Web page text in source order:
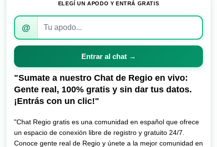
ELEGÍ UN APODO Y ENTRÁ GRATIS
Introduce
apodo
para
entrar
al
@
Entrar al chat →
"Sumate a nuestro Chat de Regio en vivo:
Gente real, 100% gratis y sin dar tus datos.
¡Entrás con un clic!"
"Chat Regio gratis es una comunidad en español que ofrece
un espacio de conexión libre de registro y gratuito 24/7.
Conoce gente real de Regio y únete a la mejor comunidad en